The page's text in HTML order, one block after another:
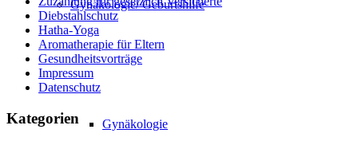
Gynäkologie/ Geburtshilfe
Gynäkologie
Diebstahlschutz
Hatha-Yoga
Aromatherapie für Eltern
Gesundheitsvorträge
Impressum
Datenschutz
Kategorien